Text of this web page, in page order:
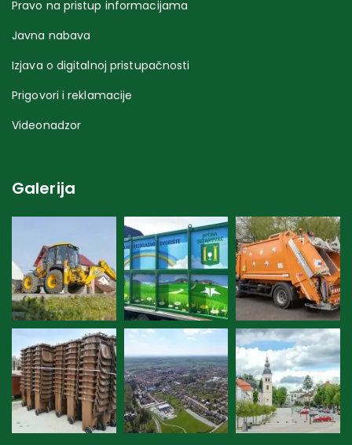
Pravo na pristup informacijama
Javna nabava
Izjava o digitalnoj pristupačnosti
Prigovori i reklamacije
Videonadzor
Galerija